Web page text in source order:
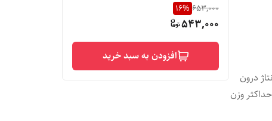
درون
وزن
653,000
16%
543,000
افزودن به سبد خرید